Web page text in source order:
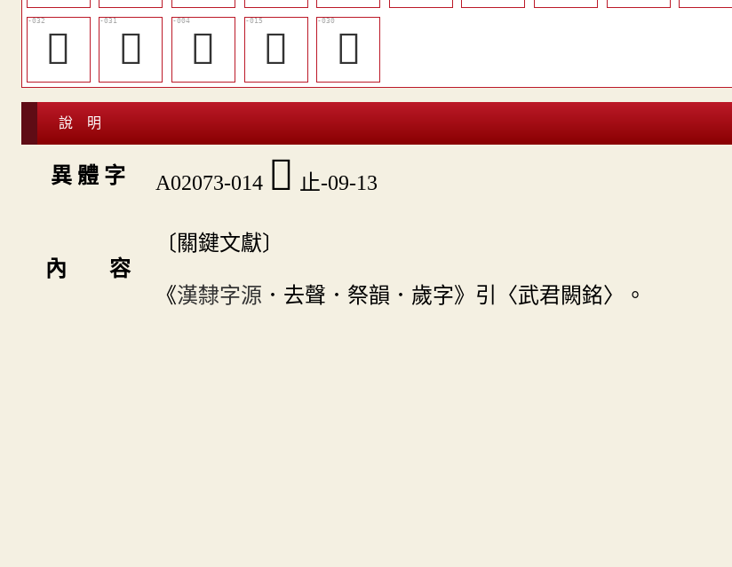
󲾒
󲾑 󲽹 󲾁 󲾐
說 明
異 體 字 A02073-014 󲾀 止-09-13
內 容
〔關鍵文獻〕
《漢隸字源 ．去聲．祭韻．歲字》引〈武君闕銘〉。